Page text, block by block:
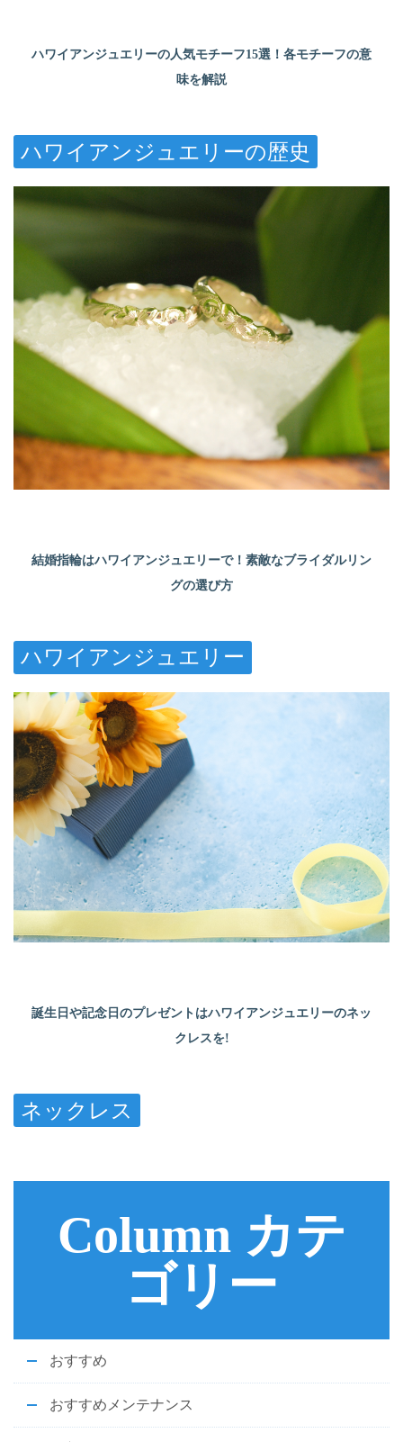
ハワイアンジュエリーの人気モチーフ15選！各モチーフの意
味を解説
ハワイアンジュエリーの歴史
結婚指輪はハワイアンジュエリーで！素敵なブライダルリン
グの選び方
ハワイアンジュエリー
誕生日や記念日のプレゼントはハワイアンジュエリーのネッ
クレスを!
ネックレス
Column カテ
ゴリー
おすすめ
おすすめメンテナンス